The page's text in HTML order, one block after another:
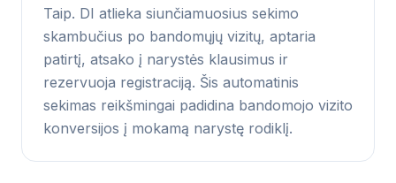
Taip. DI atlieka siunčiamuosius sekimo
skambučius po bandomųjų vizitų, aptaria
patirtį, atsako į narystės klausimus ir
rezervuoja registraciją. Šis automatinis
sekimas reikšmingai padidina bandomojo vizito
konversijos į mokamą narystę rodiklį.